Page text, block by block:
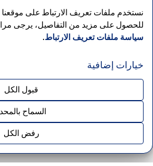
يتم التشخيص باستخدام دوبلر الأوردة
المحوسب والتصوير بالرنين
علاج الدوالي
إلى جانب الجراحة التقليدية، يتم
الميكانيكي والتصليب الرغوي. كما
الحراري عبر الجلد للأغراض التجميلية.
نستخدم ملفات تعريف الارتباط على
للحصول على مزيد من التفاصيل، يرجى
سياسة ملفات تعريف الارتباط.
خيارات إضافية
رفض الكل
السماح
قبول الكل